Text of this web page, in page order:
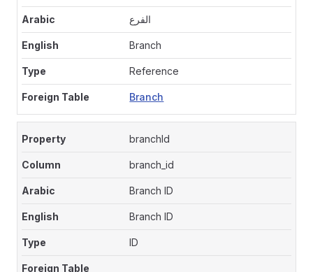
الفرع
Branch
Reference
Branch
branchId
branch_id
Branch ID
Branch ID
ID